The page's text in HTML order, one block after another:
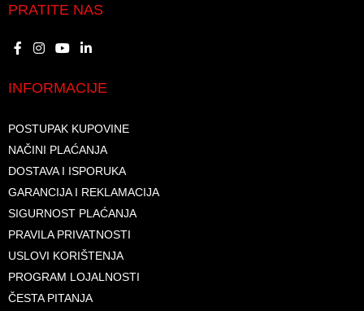
PRATITE NAS
INFORMACIJE
POSTUPAK KUPOVINE
NAČINI PLAĆANJA
DOSTAVA I ISPORUKA
GARANCIJA I REKLAMACIJA
SIGURNOST PLAĆANJA
PRAVILA PRIVATNOSTI
USLOVI KORIŠTENJA
PROGRAM LOJALNOSTI
ČESTA PITANJA